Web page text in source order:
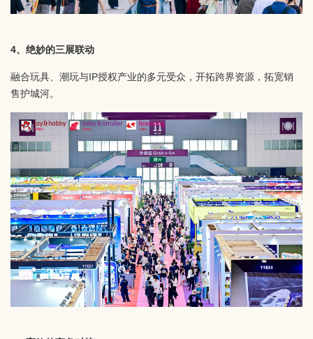
4、绝妙的三展联动
融合玩具、潮玩与IP授权产业的多元受众，开拓跨界资源，拓宽销
售护城河。